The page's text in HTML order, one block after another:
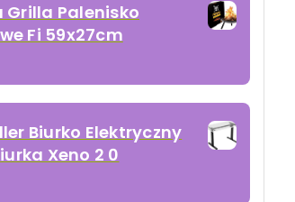
Grilla Palenisko
Fi 59x27cm
Biurko Elektryczny
Xeno 2 0